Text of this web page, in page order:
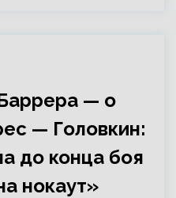
— о
— Головкин:
до конца боя
нокаут»